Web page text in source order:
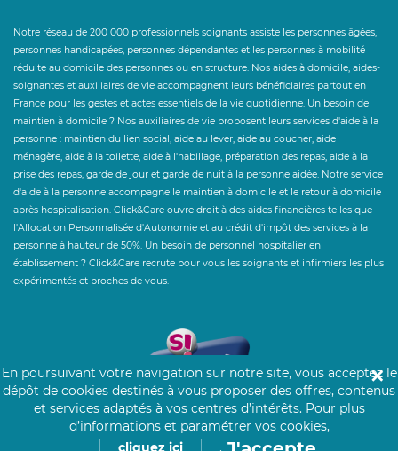
Notre réseau de 200 000 professionnels soignants assiste les personnes âgées,
personnes handicapées, personnes dépendantes et les personnes à mobilité
réduite au domicile des personnes ou en structure. Nos aides à domicile, aides-
soignantes et auxiliaires de vie accompagnent leurs bénéficiaires partout en
France pour les gestes et actes essentiels de la vie quotidienne. Un besoin de
maintien à domicile ? Nos auxiliaires de vie proposent leurs services d'aide à la
personne : maintien du lien social, aide au lever, aide au coucher, aide
ménagère, aide à la toilette, aide à l'habillage, préparation des repas, aide à la
prise des repas, garde de jour et garde de nuit à la personne aidée. Notre service
d'aide à la personne accompagne le maintien à domicile et le retour à domicile
après hospitalisation. Click&Care ouvre droit à des aides financières telles que
l'Allocation Personnalisée d'Autonomie et au crédit d'impôt des services à la
personne à hauteur de 50%. Un besoin de personnel hospitalier en
établissement ? Click&Care recrute pour vous les soignants et infirmiers les plus
expérimentés et proches de vous.
En poursuivant votre navigation sur notre site, vous acceptez le
dépôt de cookies destinés à vous proposer des offres, contenus
et services adaptés à vos centres d’intérêts. Pour plus
d’informations et paramétrer vos cookies,
cliquez ici
.
✕